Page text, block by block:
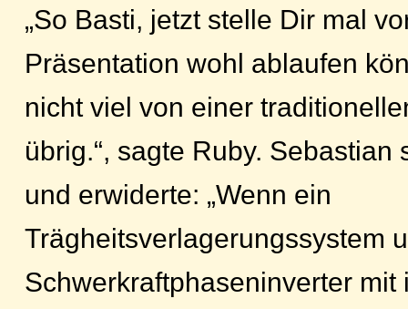
„So Basti, jetzt stelle Dir mal
Präsentation wohl ablaufen
nicht viel von einer
übrig.“, sagte Ruby. Sebastian
und erwiderte: „Wenn ein
Trägheitsverlagerungssystem
Schwerkraftphaseninverter mit